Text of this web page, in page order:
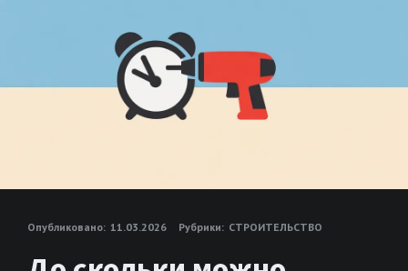
Опубликовано: 11.03.2026 Рубрики: СТРОИТЕЛЬСТВО